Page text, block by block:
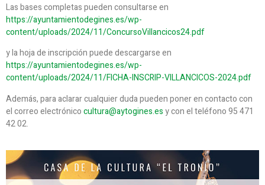
Las bases completas pueden consultarse en
https://ayuntamientodegines.es/wp-
content/uploads/2024/11/ConcursoVillancicos24.pdf
y la hoja de inscripción puede descargarse en
https://ayuntamientodegines.es/wp-
content/uploads/2024/11/FICHA-INSCRIP-VILLANCICOS-2024.pdf
Además, para aclarar cualquier duda pueden poner en contacto con
el correo electrónicocultura@aytogines.esy con el teléfono 95 471
42 02.